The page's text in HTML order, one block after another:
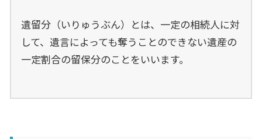
遺留分（いりゅうぶん）とは、一定の相続人に対
して、遺言によっても奪うことのできない遺産の
一定割合の留保分のことをいいます。